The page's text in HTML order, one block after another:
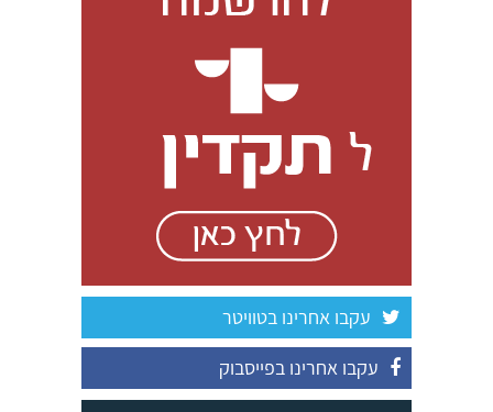
עקבו אחרינו בטוויטר
עקבו אחרינו בפייסבוק